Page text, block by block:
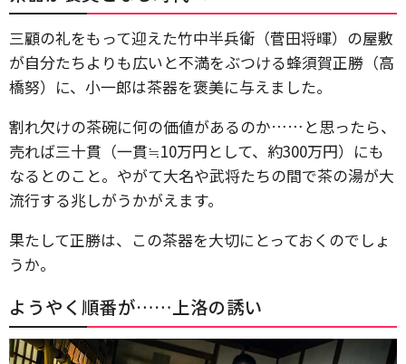
三顧の礼をもって迎えた竹中半兵衛（菅田将暉）の屋敷
が自分たちよりも広いと不満をぶつける蜂須賀正勝（高
橋努）に、小一郎は茶器を褒美に与えました。
割れ欠けの茶碗に何の価値があるのか……と思ったら、
売れば三十貫（一貫≒10万円として、約300万円）にも
なるとのこと。やがて大名や武将たちの間で茶の湯が大
流行する兆しがうかがえます。
果たして正勝は、この茶器を大切にとっておくのでしょ
うか。
ようやく順番が……上洛の誘い